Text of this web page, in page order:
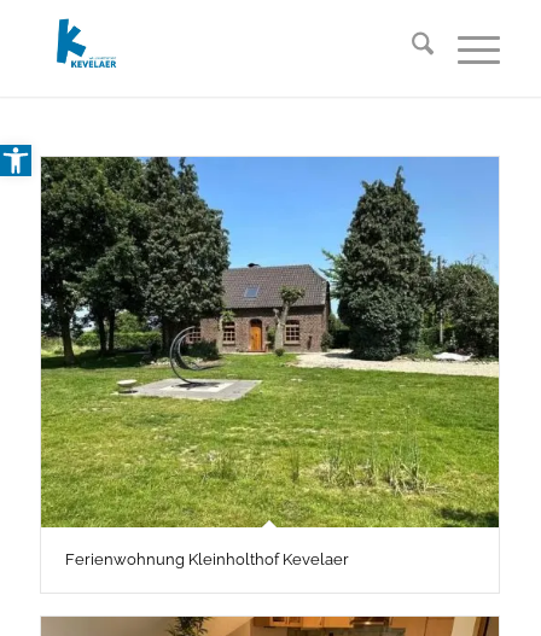
Open toolbar
Ferienwohnung Kleinholthof Kevelaer